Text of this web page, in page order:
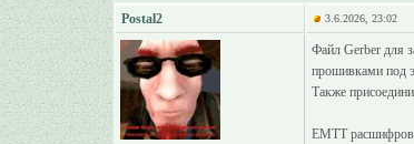
Postal2 3.6.2026, 23:02
Файл Gerber для
прошивками под
Также
EMTT